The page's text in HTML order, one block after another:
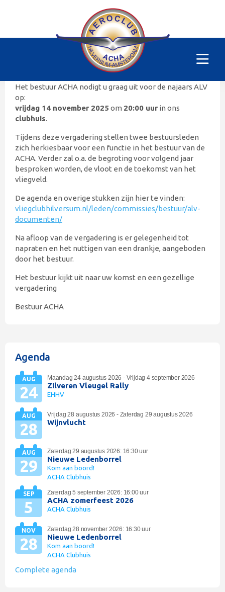
Najaars ALV
Vrijdag 14 november 2025
Het bestuur ACHA nodigt u graag uit voor de najaars ALV
op:
vrijdag 14 november 2025 om 20:00 uur in ons
clubhuis.
Tijdens deze vergadering stellen twee bestuursleden
zich herkiesbaar voor een functie in het bestuur van de
ACHA. Verder zal o.a. de begroting voor volgend jaar
besproken worden, de vloot en de toekomst van het
vliegveld.
De agenda en overige stukken zijn hier te vinden:
vliegclubhilversum.nl/leden/commissies/bestuur/alv-
documenten/
Na afloop van de vergadering is er gelegenheid tot
napraten en het nuttigen van een drankje, aangeboden
door het bestuur.
Het bestuur kijkt uit naar uw komst en een gezellige
vergadering
Bestuur ACHA
Agenda
AUG
24
Maandag 24 augustus 2026 - Vrijdag 4 september 2026
Zilveren Vleugel Rally
EHHV
AUG
28
Vrijdag 28 augustus 2026 - Zaterdag 29 augustus 2026
Wijnvlucht
AUG
29
Zaterdag 29 augustus 2026: 16:30 uur
Nieuwe Ledenborrel
Kom aan boord!
ACHA Clubhuis
SEP
5
Zaterdag 5 september 2026: 16:00 uur
ACHA zomerfeest 2026
ACHA Clubhuis
NOV
28
Zaterdag 28 november 2026: 16:30 uur
Nieuwe Ledenborrel
Kom aan boord!
ACHA Clubhuis
Complete agenda